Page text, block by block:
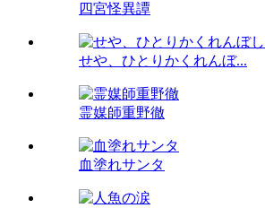
四宮怪異譚
せや、ひとりかくれんぼ...
霊媒師重野徹
血塗れサンタ